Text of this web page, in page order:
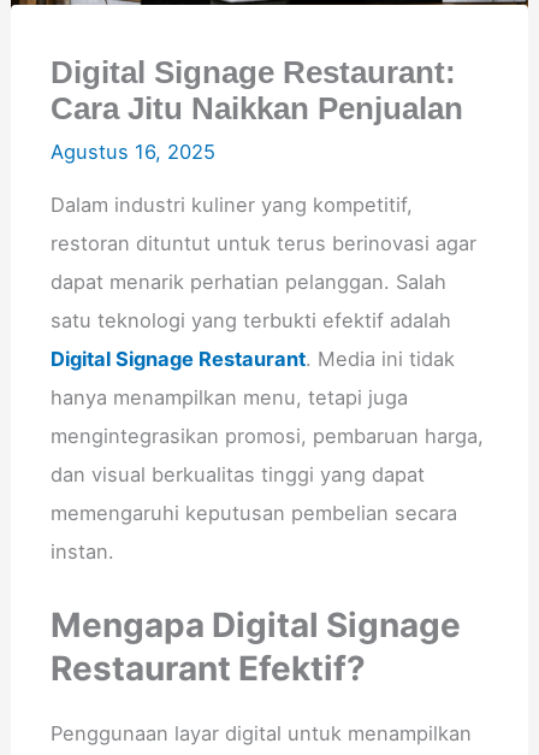
Digital Signage Restaurant:
Cara Jitu Naikkan Penjualan
Agustus 16, 2025
Dalam industri kuliner yang kompetitif,
restoran dituntut untuk terus berinovasi agar
dapat menarik perhatian pelanggan. Salah
satu teknologi yang terbukti efektif adalah
Digital Signage Restaurant. Media ini tidak
hanya menampilkan menu, tetapi juga
mengintegrasikan promosi, pembaruan harga,
dan visual berkualitas tinggi yang dapat
memengaruhi keputusan pembelian secara
instan.
Mengapa Digital Signage
Restaurant Efektif?
Penggunaan layar digital untuk menampilkan